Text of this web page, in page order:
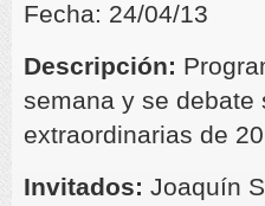
Fecha: 24/04/13
Descripción:
semana y se debate
extraordinarias de
Invitados: Joaquín